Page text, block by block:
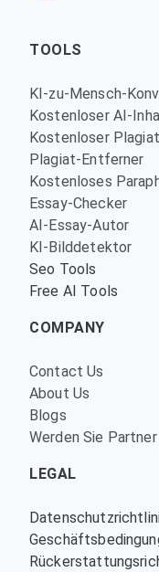
TOOLS
KI-zu-Mensch-
Kostenloser AI-
Kostenloser
Plagiat-Entferner
Kostenloses
Essay-Checker
AI-Essay-Autor
KI-Bilddetektor
Seo Tools
Free AI Tools
COMPANY
Contact Us
About Us
Blogs
Werden Sie
LEGAL